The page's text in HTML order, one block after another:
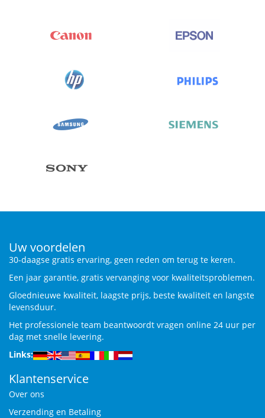
Uw voordelen
30-daagse gratis ervaring, geen reden om terug te keren.
Een jaar garantie, gratis vervanging voor kwaliteitsproblemen.
Gloednieuwe kwaliteit, laagste prijs, beste kwaliteit en langste
levensduur.
Het professionele team beantwoordt vragen online 24 uur per
dag met snelle levering.
Links:
Klantenservice
Over ons
Verzending en Betaling